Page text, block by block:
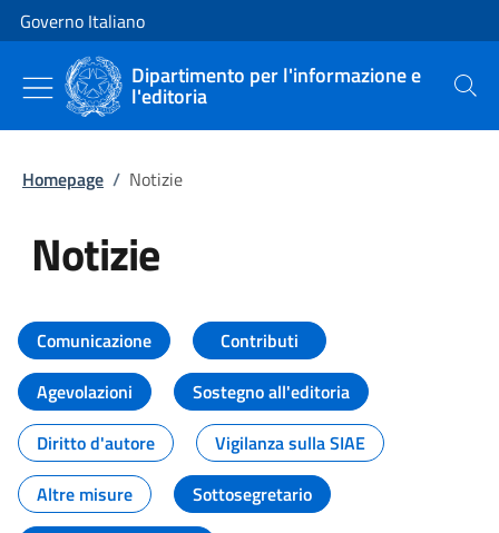
Vai al contenuto
Vai alla navigazione del sito
Governo Italiano
Dipartimento per l'informazione e
l'editoria Cerca
Homepage / Notizie
Notizie
Tutti i contenuti della pagina
Comunicazione
Contributi
Agevolazioni
Sostegno all'editoria
Diritto d'autore
Vigilanza sulla SIAE
Altre misure
Sottosegretario